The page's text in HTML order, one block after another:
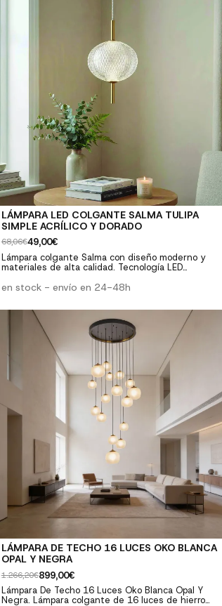
LÁMPARA LED COLGANTE SALMA TULIPA
SIMPLE ACRÍLICO Y DORADO
68,06€49,00€
Lámpara colgante Salma con diseño moderno y
materiales de alta calidad. Tecnología LED
dormitorios. ✓ Diseño moderno: Estilo
Materiales resistentes y duraderos ✓ Fácil
instalación: Incluye instrucciones y herrajes
en stock - envío en 24-48h
LÁMPARA DE TECHO 16 LUCES OKO BLANCA
OPAL Y NEGRA
1.266,20€899,00€
Lámpara De Techo 16 Luces Oko Blanca Opal Y
Negra. Lámpara colgante de 16 luces de hierro